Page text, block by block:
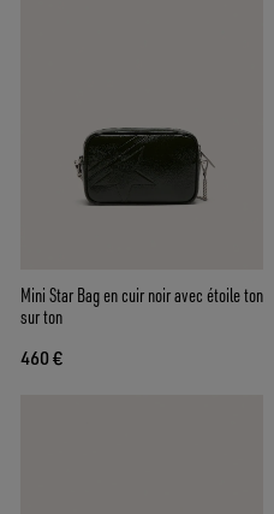
Mini Star Bag en cuir noir avec étoile ton
sur ton
460 €